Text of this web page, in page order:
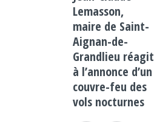
Lemasson,
maire de Saint-
Aignan-de-
Grandlieu réagit
à l’annonce d’un
couvre-feu des
vols nocturnes